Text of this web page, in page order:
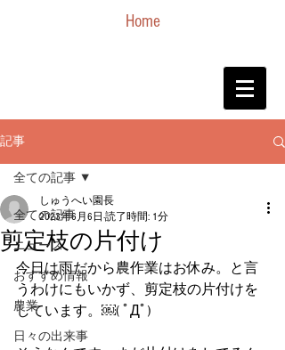
Home
記事
全ての記事
ニュース
おすすめ情報
農業
日々の出来事
全ての記事
剪定枝の片付け
しゅうへい園長
2023年6月6日 読了時間: 1分
今日は雨だから農作業はお休み。と言
うわけにもいかず、剪定枝の片付けを
しています。￼( ﾟДﾟ)